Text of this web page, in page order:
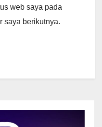
web saya pada
saya berikutnya.